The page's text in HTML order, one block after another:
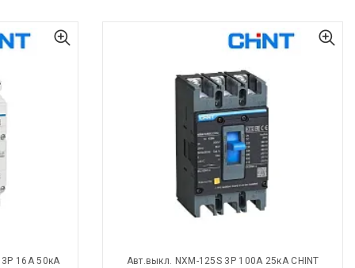
3Р 16А 50кА
Aвт.выкл. NXM-125S 3Р 100A 25кА CHINT